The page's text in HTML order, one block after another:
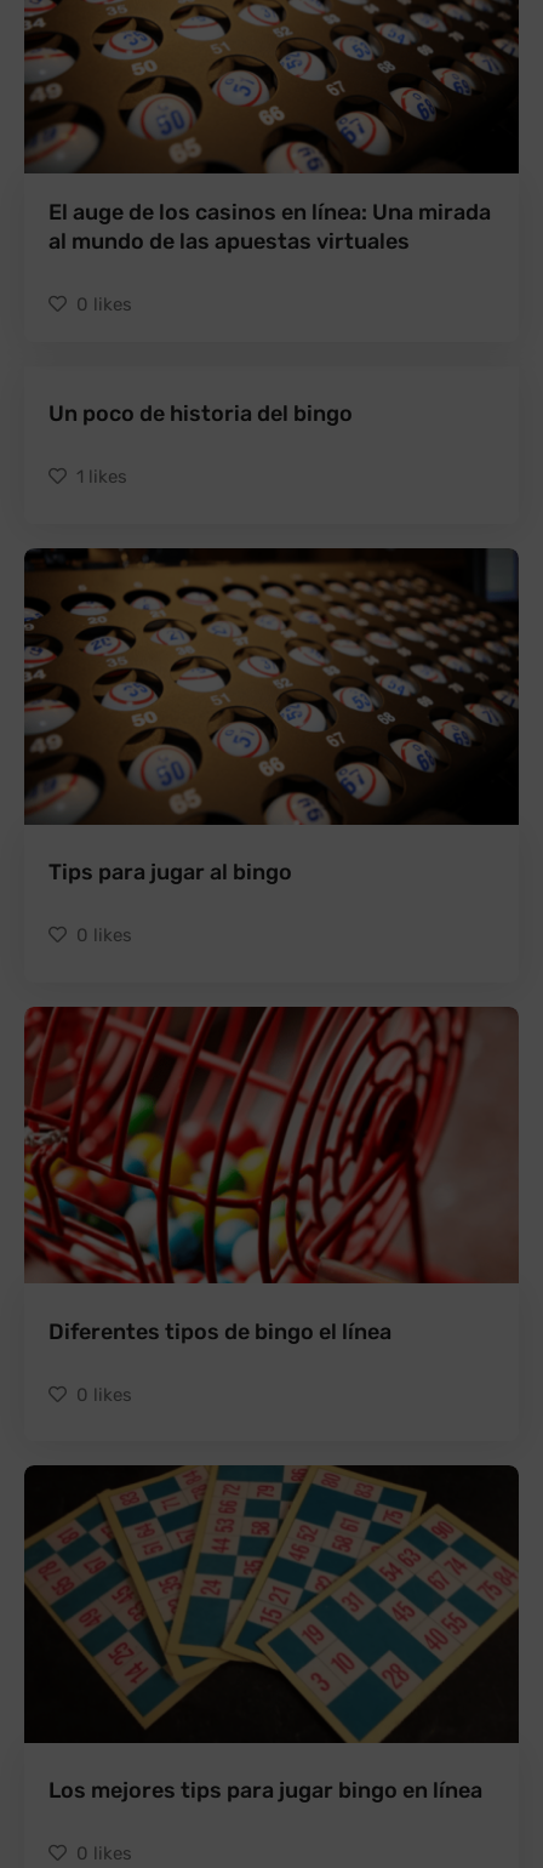
El auge de los casinos en línea: Una mirada
al mundo de las apuestas virtuales
0 likes
Un poco de historia del bingo
1 likes
Tips para jugar al bingo
0 likes
Diferentes tipos de bingo el línea
0 likes
Los mejores tips para jugar bingo en línea
0 likes